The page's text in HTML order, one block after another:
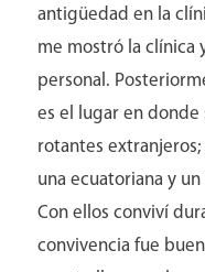
antigüedad en la
me mostró la clínica
personal.
es el lugar en donde
rotantes
una ecuatoriana y
Con ellos conviví
convivencia fue